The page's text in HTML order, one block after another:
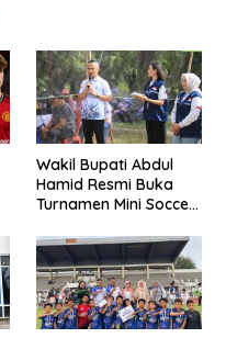
Wakil Bupati Abdul
Hamid Resmi Buka
Turnamen Mini Soccer